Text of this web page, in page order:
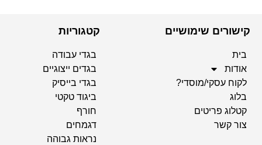
קישורים שימושיים
בית
אודות
לקוח עסקי/מוסדי?
בלוג
קטלוג פריטים
צור קשר
קטגוריות
בגדי עבודה
בגדים ייצוגיים
בגדי בייסיק
ביגוד טקטי
חורף
דגמחים
נראות גבוהה